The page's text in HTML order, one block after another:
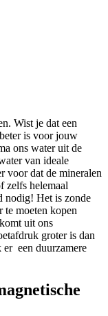
Wist je dat een
is voor jouw
ons water uit de
van ideale
voor dat de mineralen
zelfs helemaal
nodig! Het is zonde
te moeten kopen
uit ons
groter is dan
er een duurzamere